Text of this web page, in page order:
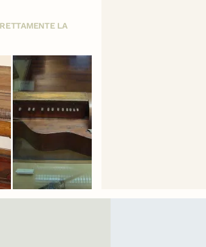
LA